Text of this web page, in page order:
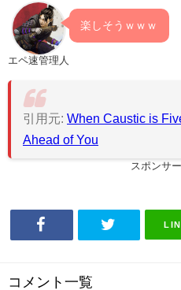
エペ速管理人
楽しそうｗｗｗ
引用元: When Caustic is
Ahead of You
スポンサ
コメント一覧